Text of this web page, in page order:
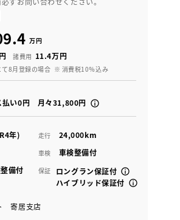
万円
諸費用 11.4万円
8月登録の場合 ※ 消費税10％込み
払い0円 月々31,800円
年) 走行 24,000km
車検 車検整備付
備付 保証
ロングラン保証付
ハイブリッド保証付
寄居支店